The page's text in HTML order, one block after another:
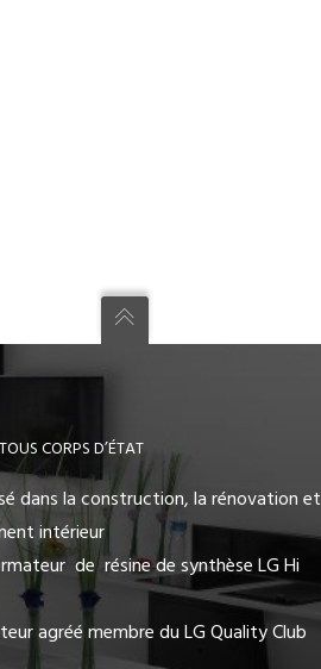
CORPS D’ÉTAT
dans la construction, la rénovation et
intérieur
de résine de synthèse LG Hi
agréé membre du LG Quality Club